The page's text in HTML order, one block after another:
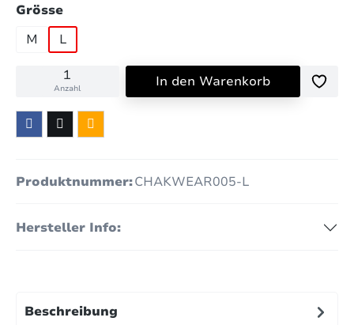
Grösseauswählen
M
L
Anzahl In den Warenkorb
Produktnummer:CHAKWEAR005-L
Hersteller Info:
Beschreibung